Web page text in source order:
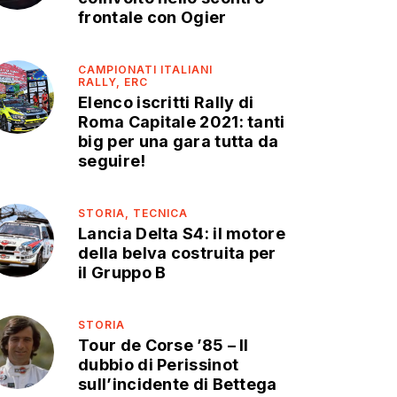
frontale con Ogier
CAMPIONATI ITALIANI
RALLY, ERC
Elenco iscritti Rally di
Roma Capitale 2021: tanti
big per una gara tutta da
seguire!
STORIA, TECNICA
Lancia Delta S4: il motore
della belva costruita per
il Gruppo B
STORIA
Tour de Corse ’85 – Il
dubbio di Perissinot
sull’incidente di Bettega